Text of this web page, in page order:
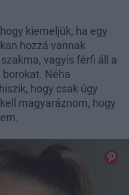
kiemeljük, ha egy
hozzá vannak
vagyis férfi áll a
Néha
hogy csak úgy
magyaráznom, hogy